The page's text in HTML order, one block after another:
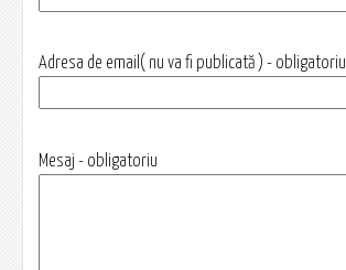
Adresa de email( nu va fi publicată ) - obligatoriu
Mesaj - obligatoriu